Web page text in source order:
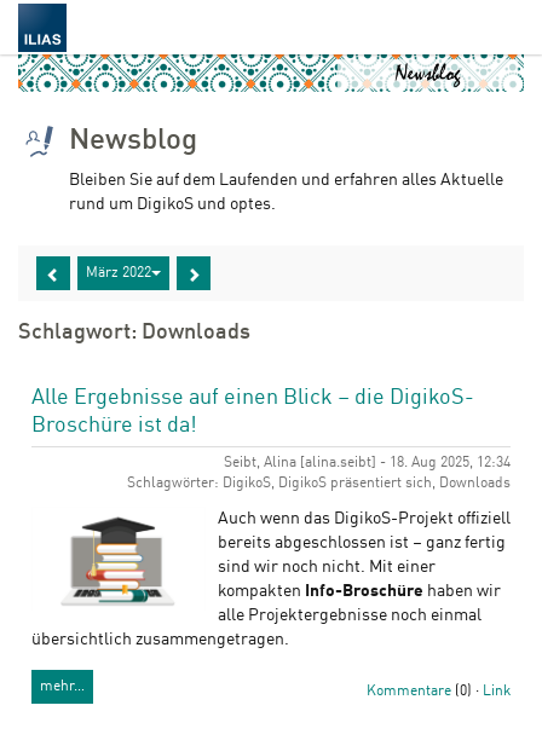
Newsblog
Bleiben Sie auf dem Laufenden und erfahren alles Aktuelle
rund um DigikoS und optes.
März 2022
Schlagwort: Downloads
Alle Ergebnisse auf einen Blick – die DigikoS-
Broschüre ist da!
Seibt, Alina [alina.seibt] - 18. Aug 2025, 12:34
Schlagwörter: DigikoS, DigikoS präsentiert sich, Downloads
Auch wenn das DigikoS-Projekt offiziell
bereits abgeschlossen ist – ganz fertig
sind wir noch nicht. Mit einer
kompakten Info-Broschüre haben wir
alle Projektergebnisse noch einmal
übersichtlich zusammengetragen.
mehr… Kommentare (0) · Link